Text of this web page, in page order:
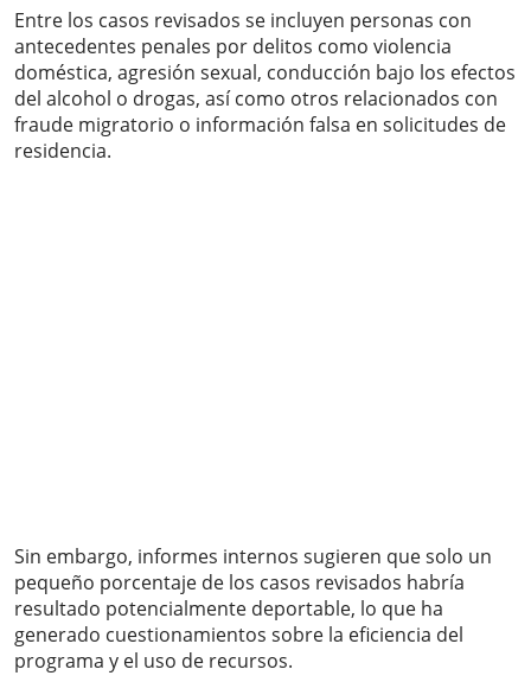
Entre los casos revisados se incluyen personas con
antecedentes penales por delitos como violencia
doméstica, agresión sexual, conducción bajo los efectos
del alcohol o drogas, así como otros relacionados con
fraude migratorio o información falsa en solicitudes de
residencia.
Sin embargo, informes internos sugieren que solo un
pequeño porcentaje de los casos revisados habría
resultado potencialmente deportable, lo que ha
generado cuestionamientos sobre la eficiencia del
programa y el uso de recursos.